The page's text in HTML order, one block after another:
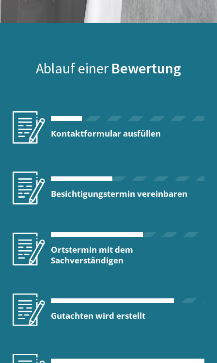
Ablauf einer Bewertung
Kontaktformular ausfüllen
Besichtigungstermin vereinbaren
Ortstermin mit dem
Sachverständigen
Gutachten wird erstellt